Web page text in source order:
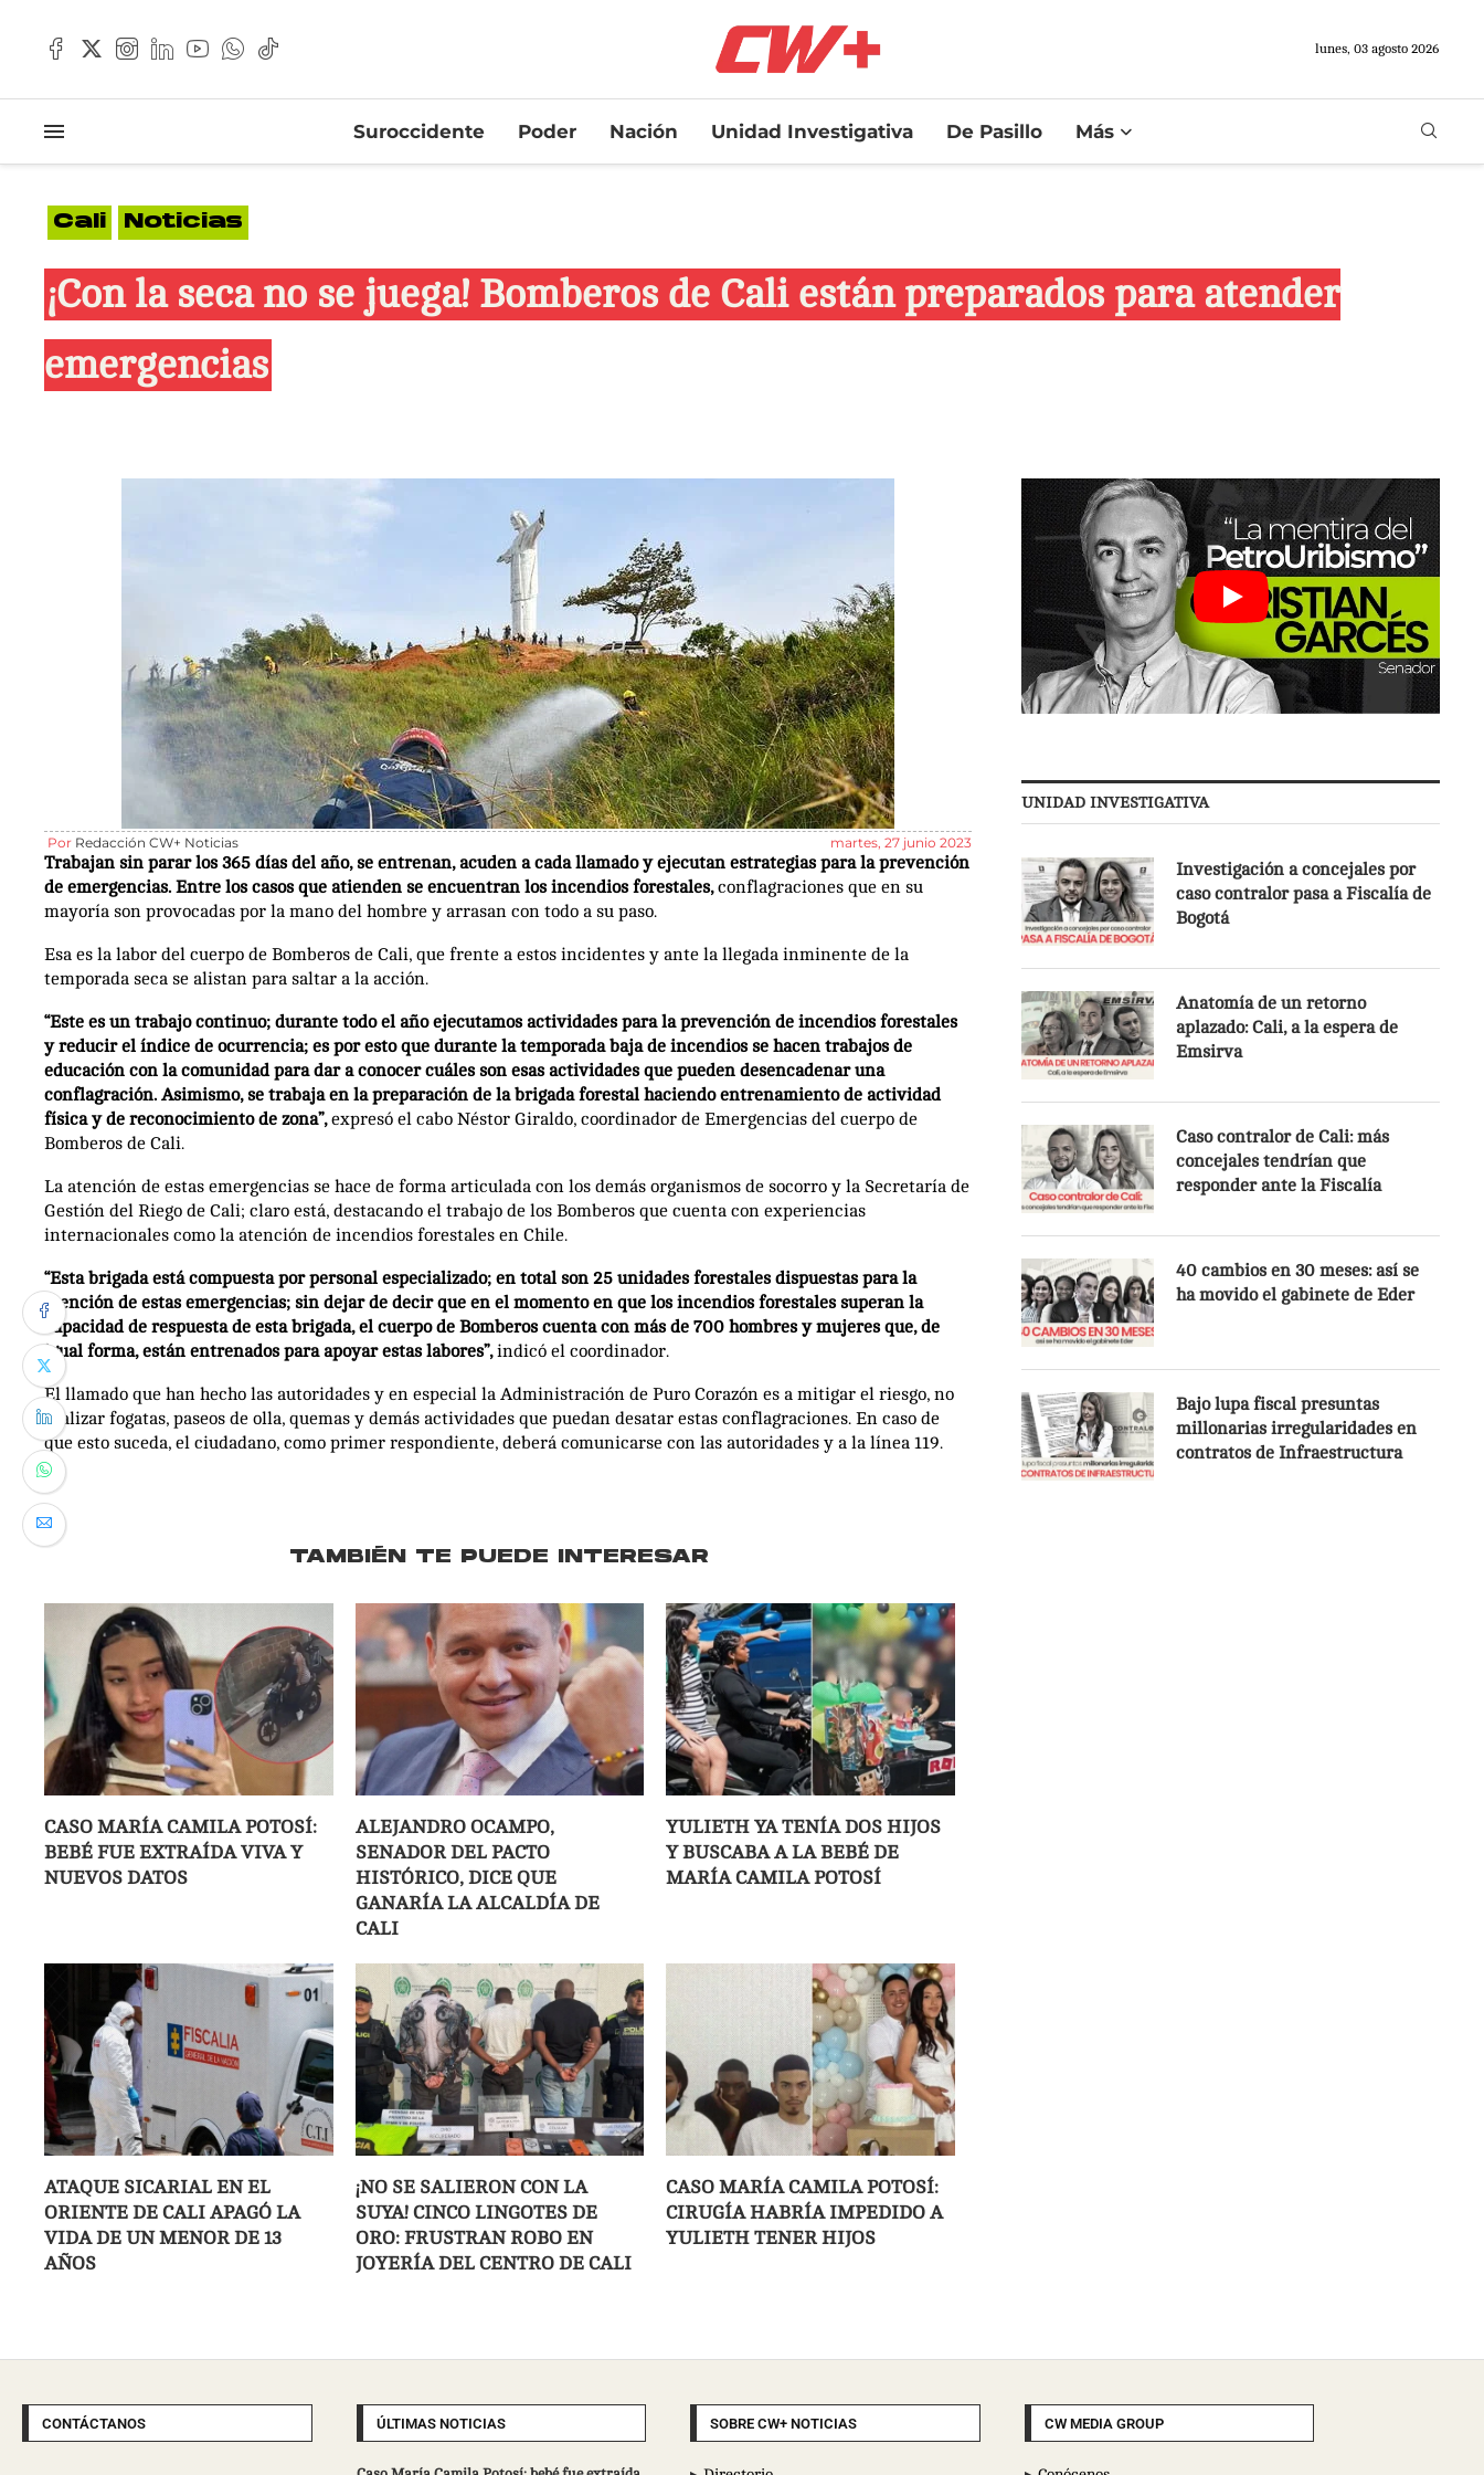
lunes, 03 agosto 2026
Suroccidente Poder Nación Unidad Investigativa De Pasillo Más
Cali Noticias
¡Con la seca no se juega! Bomberos de Cali están preparados para atender
emergencias
Por Redacción CW+ Noticias martes, 27 junio 2023
Trabajan sin parar los 365 días del año, se entrenan, acuden a cada llamado y ejecutan estrategias para la prevención
de emergencias. Entre los casos que atienden se encuentran los incendios forestales,conflagraciones que en su
mayoría son provocadas por la mano del hombre y arrasan con todo a su paso.
Esa es la labor del cuerpo de Bomberos de Cali, que frente a estos incidentes y ante la llegada inminente de la
temporada seca se alistan para saltar a la acción.
“Este es un trabajo continuo; durante todo el año ejecutamos actividades para la prevención de incendios forestales
y reducir el índice de ocurrencia; es por esto que durante la temporada baja de incendios se hacen trabajos de
educación con la comunidad para dar a conocer cuáles son esas actividades que pueden desencadenar una
conflagración. Asimismo, se trabaja en la preparación de la brigada forestal haciendo entrenamiento de actividad
física y de reconocimiento de zona”,expresó el cabo Néstor Giraldo, coordinador de Emergencias del cuerpo de
Bomberos de Cali.
La atención de estas emergencias se hace de forma articulada con los demás organismos de socorro y la Secretaría de
Gestión del Riego de Cali; claro está, destacando el trabajo de los Bomberos que cuenta con experiencias
internacionales como la atención de incendios forestales en Chile.
“Esta brigada está compuesta por personal especializado; en total son 25 unidades forestales dispuestas para la
atención de estas emergencias; sin dejar de decir que en el momento en que los incendios forestales superan la
capacidad de respuesta de esta brigada, el cuerpo de Bomberos cuenta con más de 700 hombres y mujeres que, de
igual forma, están entrenados para apoyar estas labores”,indicó el coordinador.
El llamado que han hecho las autoridades y en especial la Administración de Puro Corazón es a mitigar el riesgo, no
realizar fogatas, paseos de olla, quemas y demás actividades que puedan desatar estas conflagraciones. En caso de
que esto suceda, el ciudadano, como primer respondiente, deberá comunicarse con las autoridades y a la línea 119.
TAMBIÉN TE PUEDE INTERESAR
CASO MARÍA CAMILA POTOSÍ:
BEBÉ FUE EXTRAÍDA VIVA Y
NUEVOS DATOS
ALEJANDRO OCAMPO,
SENADOR DEL PACTO
HISTÓRICO, DICE QUE
GANARÍA LA ALCALDÍA DE
CALI
YULIETH YA TENÍA DOS HIJOS
Y BUSCABA A LA BEBÉ DE
MARÍA CAMILA POTOSÍ
ATAQUE SICARIAL EN EL
ORIENTE DE CALI APAGÓ LA
VIDA DE UN MENOR DE 13
AÑOS
¡NO SE SALIERON CON LA
SUYA! CINCO LINGOTES DE
ORO: FRUSTRAN ROBO EN
JOYERÍA DEL CENTRO DE CALI
CASO MARÍA CAMILA POTOSÍ:
CIRUGÍA HABRÍA IMPEDIDO A
YULIETH TENER HIJOS
UNIDAD INVESTIGATIVA
Investigación a concejales por
caso contralor pasa a Fiscalía de
Bogotá
Anatomía de un retorno
aplazado: Cali, a la espera de
Emsirva
Caso contralor de Cali: más
concejales tendrían que
responder ante la Fiscalía
40 cambios en 30 meses: así se
ha movido el gabinete de Eder
Bajo lupa fiscal presuntas
millonarias irregularidades en
contratos de Infraestructura
CONTÁCTANOS ÚLTIMAS NOTICIAS SOBRE CW+ NOTICIAS CW MEDIA GROUP